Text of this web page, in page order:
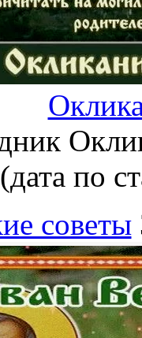
по
советы